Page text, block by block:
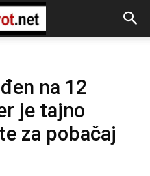
na 12
je tajno
za pobačaj